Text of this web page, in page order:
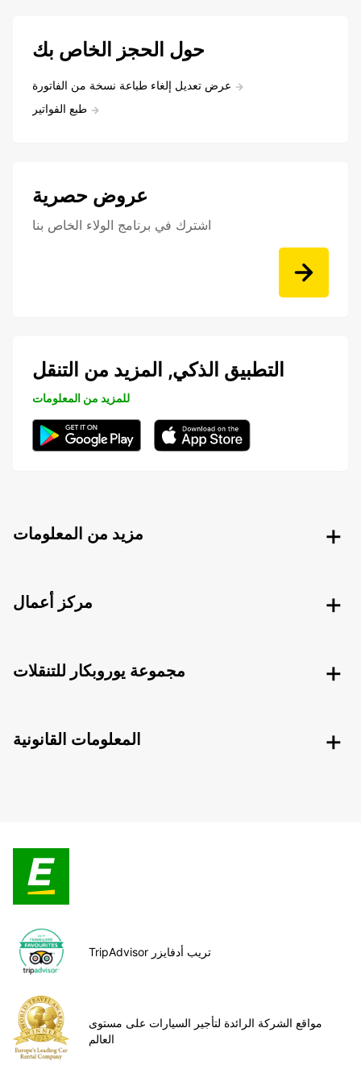
حول الحجز الخاص بك
عرض تعديل إلغاء طباعة نسخة من الفاتورة
طبع الفواتير
عروض حصرية
اشترك في برنامج الولاء الخاص بنا
التطبيق الذكي, المزيد من التنقل
للمزيد من المعلومات
مزيد من المعلومات
مركز أعمال
مجموعة يوروبكار للتنقلات
المعلومات القانونية
TripAdvisor تريب أدفايزر
مواقع الشركة الرائدة لتأجير السيارات على مستوى
العالم